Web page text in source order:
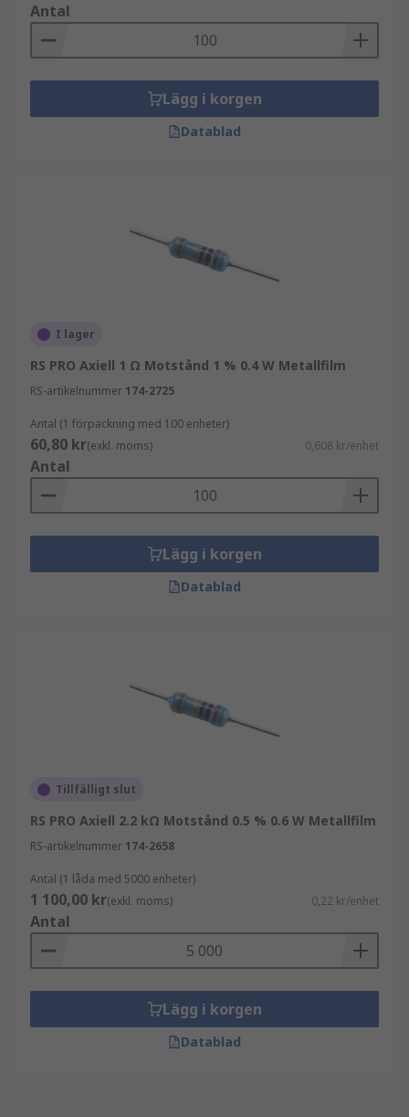
Antal
Lägg i korgen
Datablad
I lager
RS PRO Axiell 1 Ω Motstånd 1 % 0.4 W Metallfilm
RS-artikelnummer 174-2725
Antal (1 förpackning med 100 enheter)
60,80 kr(exkl. moms) 0,608 kr/enhet
Antal
Lägg i korgen
Datablad
Tillfälligt slut
RS PRO Axiell 2.2 kΩ Motstånd 0.5 % 0.6 W Metallfilm
RS-artikelnummer 174-2658
Antal (1 låda med 5000 enheter)
1 100,00 kr(exkl. moms) 0,22 kr/enhet
Antal
Lägg i korgen
Datablad